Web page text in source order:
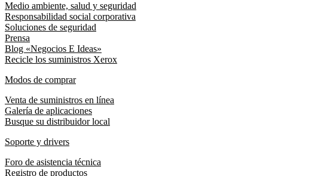
Medio ambiente, salud y seguridad
Responsabilidad social corporativa
Soluciones de seguridad
Prensa
Blog «Negocios E Ideas»
Recicle los suministros Xerox
Modos de comprar
Venta de suministros en línea
Galería de aplicaciones
Busque su distribuidor local
Soporte y drivers
Foro de asistencia técnica
Registro de productos